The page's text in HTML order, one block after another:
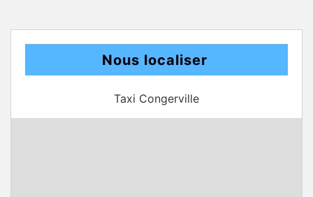
Nous localiser
Taxi Congerville